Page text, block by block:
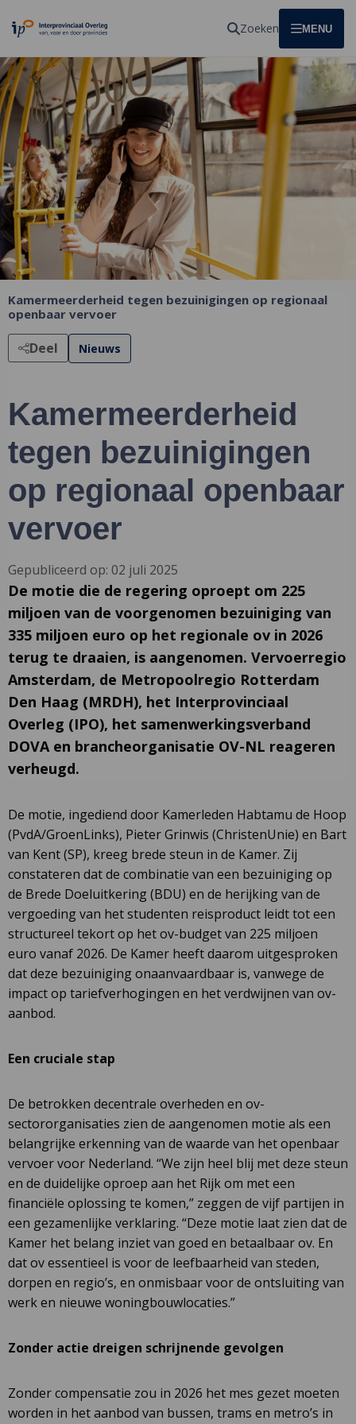
Homepagina Zoeken OPEN
MENU
Kamermeerderheid tegen bezuinigingen op regionaal
openbaar vervoer
Deel Nieuws
Kamermeerderheid
tegen bezuinigingen
op regionaal openbaar
vervoer
Gepubliceerd op: 02 juli 2025
De motie die de regering oproept om 225
miljoen van de voorgenomen bezuiniging van
335 miljoen euro op het regionale ov in 2026
terug te draaien, is aangenomen. Vervoerregio
Amsterdam, de Metropoolregio Rotterdam
Den Haag (MRDH), het Interprovinciaal
Overleg (IPO), het samenwerkingsverband
DOVA en brancheorganisatie OV-NL reageren
verheugd.
De motie, ingediend door Kamerleden Habtamu de Hoop
(PvdA/GroenLinks), Pieter Grinwis (ChristenUnie) en Bart
van Kent (SP), kreeg brede steun in de Kamer. Zij
constateren dat de combinatie van een bezuiniging op
de Brede Doeluitkering (BDU) en de herijking van de
vergoeding van het studenten reisproduct leidt tot een
structureel tekort op het ov-budget van 225 miljoen
euro vanaf 2026. De Kamer heeft daarom uitgesproken
dat deze bezuiniging onaanvaardbaar is, vanwege de
impact op tariefverhogingen en het verdwijnen van ov-
aanbod.
Een cruciale stap
De betrokken decentrale overheden en ov-
sectororganisaties zien de aangenomen motie als een
belangrijke erkenning van de waarde van het openbaar
vervoer voor Nederland. “We zijn heel blij met deze steun
en de duidelijke oproep aan het Rijk om met een
financiële oplossing te komen,” zeggen de vijf partijen in
een gezamenlijke verklaring. “Deze motie laat zien dat de
Kamer het belang inziet van goed en betaalbaar ov. En
dat ov essentieel is voor de leefbaarheid van steden,
dorpen en regio’s, en onmisbaar voor de ontsluiting van
werk en nieuwe woningbouwlocaties.”
Zonder actie dreigen schrijnende gevolgen
Zonder compensatie zou in 2026 het mes gezet moeten
worden in het aanbod van bussen, trams en metro’s in